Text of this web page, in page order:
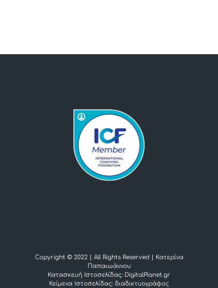
Copyright © 2022 | All Rights Reserved |
Κατερίνα
Παπαιωάννου
Κατασκευή Ιστοσελίδας: DigitalPlanet.gr
Κείμενα Ιστοσελίδας: διαδικτυογράφος